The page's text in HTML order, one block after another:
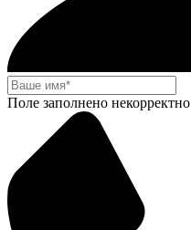
Поле заполнено некорректно